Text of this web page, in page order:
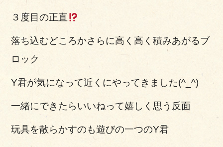
３度目の正直
落ち込むどころかさらに高く高く積みあがるブ
ロック
Y君が気になって近くにやってきました(^_^)
一緒にできたらいいねって嬉しく思う反面
玩具を散らかすのも遊びの一つのY君